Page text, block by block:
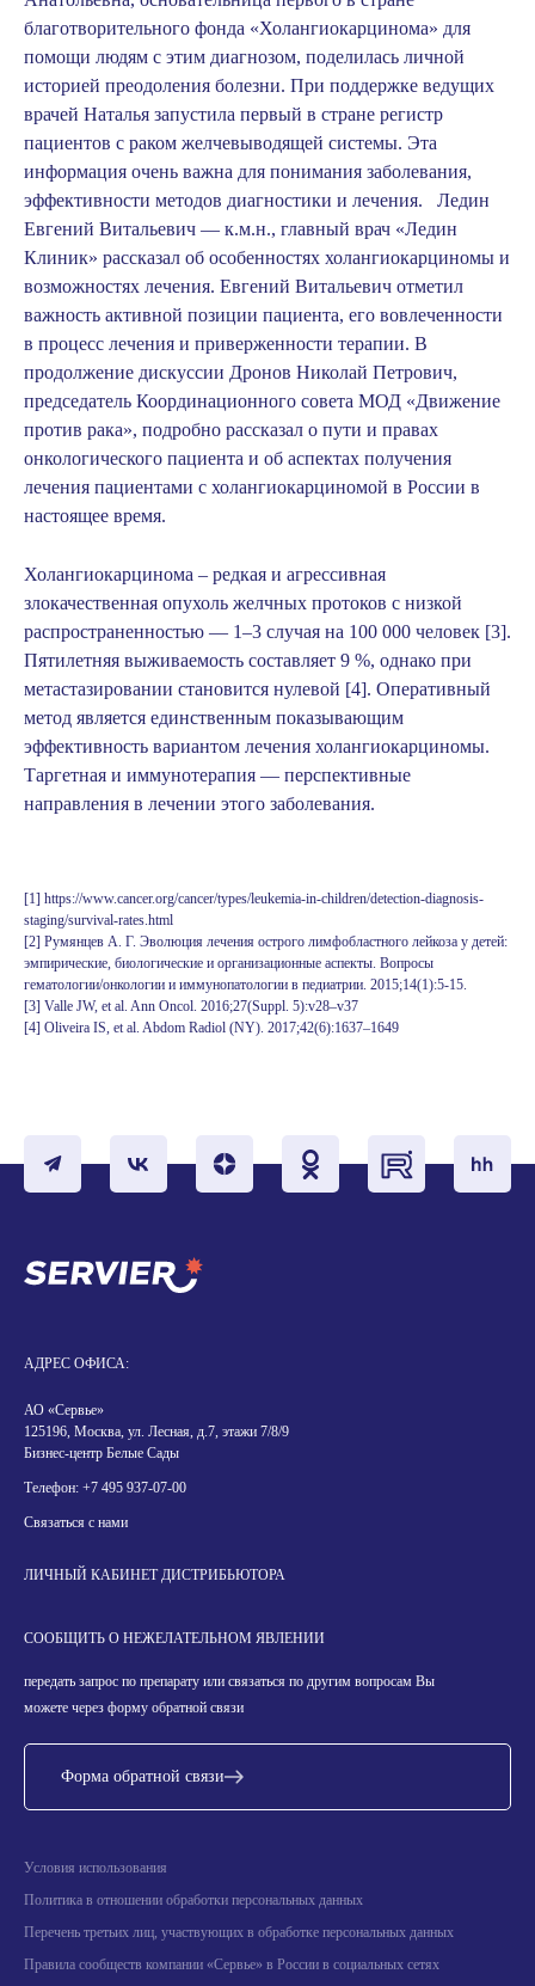
благотворительного фонда «Холангиокарцинома» для
помощи людям с этим диагнозом, поделилась личной
историей преодоления болезни. При поддержке ведущих
врачей Наталья запустила первый в стране регистр
пациентов с раком желчевыводящей системы. Эта
информация очень важна для понимания заболевания,
эффективности методов диагностики и лечения. Ледин
Евгений Витальевич — к.м.н., главный врач «Ледин
Клиник» рассказал об особенностях холангиокарциномы и
возможностях лечения. Евгений Витальевич отметил
важность активной позиции пациента, его вовлеченности
в процесс лечения и приверженности терапии. В
продолжение дискуссии Дронов Николай Петрович,
председатель Координационного совета МОД «Движение
против рака», подробно рассказал о пути и правах
онкологического пациента и об аспектах получения
лечения пациентами с холангиокарциномой в России в
настоящее время.
Холангиокарцинома – редкая и агрессивная
злокачественная опухоль желчных протоков с низкой
распространенностью — 1–3 случая на 100 000 человек [3].
Пятилетняя выживаемость составляет 9 %, однако при
метастазировании становится нулевой [4]. Оперативный
метод является единственным показывающим
эффективность вариантом лечения холангиокарциномы.
Таргетная и иммунотерапия — перспективные
направления в лечении этого заболевания.
[1] https://www.cancer.org/cancer/types/leukemia-in-children/detection-diagnosis-
staging/survival-rates.html
[2] Румянцев А. Г. Эволюция лечения острого лимфобластного лейкоза у детей:
эмпирические, биологические и организационные аспекты. Вопросы
гематологии/онкологии и иммунопатологии в педиатрии. 2015;14(1):5-15.
[3] Valle JW, et al. Ann Oncol. 2016;27(Suppl. 5):v28–v37
[4] Oliveira IS, et al. Abdom Radiol (NY). 2017;42(6):1637–1649
АДРЕС ОФИСА:
АО «Сервье»
125196, Москва, ул. Лесная, д.7, этажи 7/8/9
Бизнес-центр Белые Сады
Телефон: +7 495 937-07-00
Связаться с нами
ЛИЧНЫЙ КАБИНЕТ ДИСТРИБЬЮТОРА
СООБЩИТЬ О НЕЖЕЛАТЕЛЬНОМ ЯВЛЕНИИ
передать запрос по препарату или связаться по другим вопросам Вы
можете через форму обратной связи
Форма обратной связи
Условия использования
Политика в отношении обработки персональных данных
Перечень третьих лиц, участвующих в обработке персональных данных
Правила сообществ компании «Сервье» в России в социальных сетях